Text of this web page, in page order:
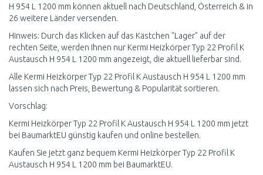
H 954 L 1200 mm können aktuell nach Deutschland, Österreich & in
26 weitere Länder versenden.
Hinweis: Durch das Klicken auf das Kästchen "Lager" auf der
rechten Seite, werden Ihnen nur Kermi Heizkörper Typ 22 Profil K
Austausch H 954 L 1200 mm angezeigt, die aktuell lieferbar sind.
Alle Kermi Heizkörper Typ 22 Profil K Austausch H 954 L 1200 mm
lassen sich nach Preis, Bewertung & Popularität sortieren.
Vorschlag:
Kermi Heizkörper Typ 22 Profil K Austausch H 954 L 1200 mm jetzt
bei BaumarktEU günstig kaufen und online bestellen.
Kaufen Sie jetzt ganz bequem Kermi Heizkörper Typ 22 Profil K
Austausch H 954 L 1200 mm bei BaumarktEU.